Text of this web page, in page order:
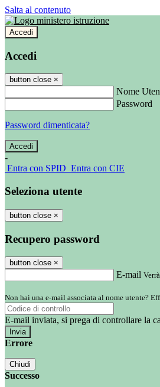
Salta al contenuto
Accedi
Accedi
button close ×
Nome
Password
Password dimenticata?
-
Entra con SPID Entra con CIE
Seleziona utente
button close ×
Recupero password
button close ×
E-mail
Non hai una e-mail associata al nome utente?
E-mail inviata, si prega di controllare la
Errore
Chiudi
Successo